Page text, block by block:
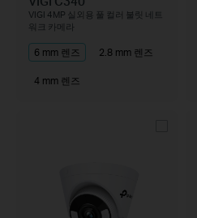
VIGI 4MP 실외용 풀 컬러 불릿 네트
워크 카메라
6 mm 렌즈 2.8 mm 렌즈
4 mm 렌즈